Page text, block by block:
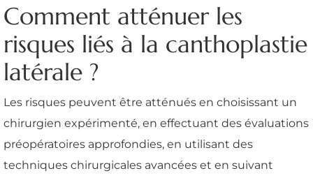
Comment atténuer les
risques liés à la canthoplastie
latérale ?
Les risques peuvent être atténués en choisissant un
chirurgien expérimenté, en effectuant des évaluations
préopératoires approfondies, en utilisant des
techniques chirurgicales avancées et en suivant